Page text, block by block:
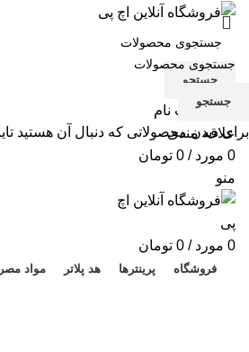
جستجو
ورود / ثبت نام
علاقه مندی
0 مورد /
0 تومان
منو
0 مورد /
0 تومان
فروشگاه پرینترها هد پلاتر مواد
جستجو
برای دیدن محصولاتی که دنبال آن هستید